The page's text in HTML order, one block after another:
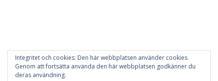
Integritet och cookies: Den här webbplatsen använder cookies.
Genom att fortsätta använda den här webbplatsen godkänner du
deras användning.